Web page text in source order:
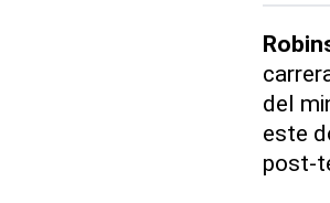
del
este
post-